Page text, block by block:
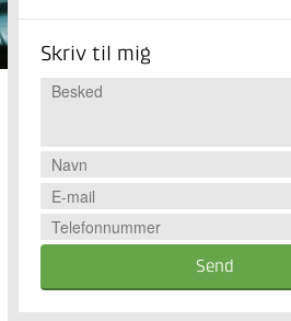
Skriv til mig
Send